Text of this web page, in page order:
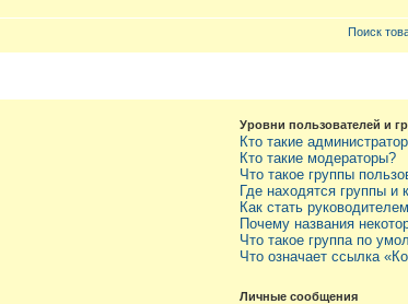
Поиск
Уровни пользователей и
Кто такие
Кто такие модераторы?
Что такое группы
Где находятся группы и
Как стать
Почему названия
Что такое группа по
Что означает ссылка
Личные сообщения